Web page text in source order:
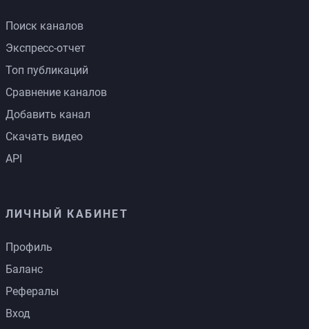
Поиск каналов
Экспресс-отчет
Топ публикаций
Сравнение каналов
Добавить канал
Скачать видео
API
ЛИЧНЫЙ КАБИНЕТ
Профиль
Баланс
Рефералы
Вход